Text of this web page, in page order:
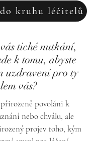
kruhu léčitelů
tiché nutkání,
k tomu, abyste
uzdravení pro ty
vás?
povoláni k
nebo chválu, ale
projev toho, kým